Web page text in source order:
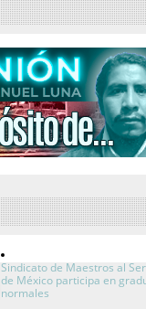
Sindicato de Maestros al
de México participa en
normales